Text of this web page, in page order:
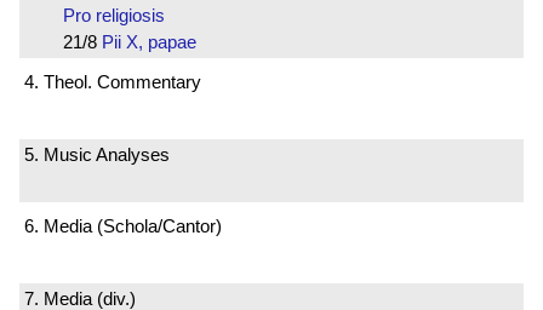
Pro religiosis
21/8 Pii X, papae
4. Theol. Commentary
5. Music Analyses
6. Media (Schola/Cantor)
7. Media (div.)